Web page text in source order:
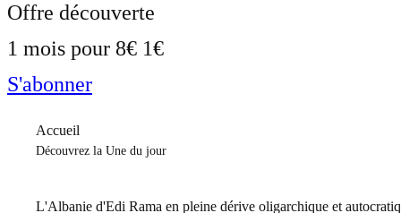
Offre découverte
1 mois pour 8€ 1€
S'abonner
Accueil
Découvrez la Une du jour
L'Albanie d'Edi Rama en pleine dérive oligarchique et